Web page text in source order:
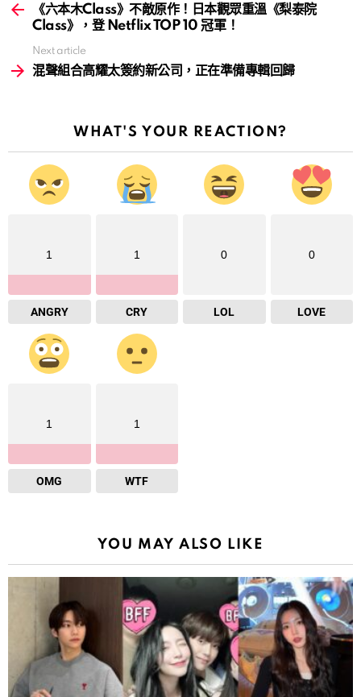
more《六本木Class》不敵原作！日本觀眾重溫《梨泰院
Class》，登 Netflix TOP 10 冠軍！
Next article
混聲組合高耀太簽約新公司，正在準備專輯回歸
WHAT'S YOUR REACTION?
1
ANGRY
1
CRY
0
LOL
0
LOVE
1
OMG
1
WTF
YOU MAY ALSO LIKE